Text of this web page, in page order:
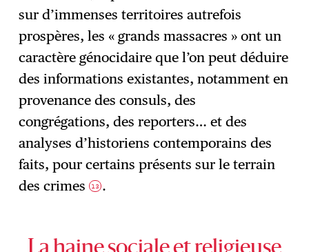
sur d’immenses territoires autrefois
prospères, les « grands massacres » ont un
caractère génocidaire que l’on peut déduire
des informations existantes, notamment en
provenance des consuls, des
congrégations, des reporters… et des
analyses d’historiens contemporains des
faits, pour certains présents sur le terrain
des crimes13 .